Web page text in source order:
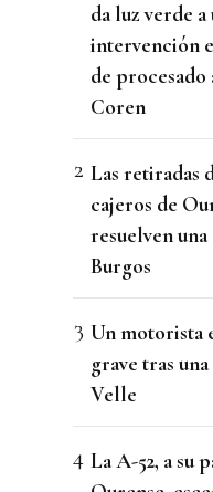
da luz verde a
intervención
de procesado
Coren
Las retiradas
cajeros de
resuelven una
Burgos
Un motorista
grave tras
Velle
La A-52, a su